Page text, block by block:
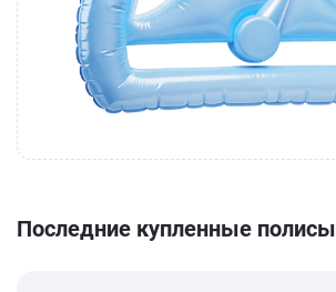
Последние купленные полисы